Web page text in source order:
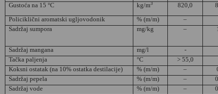
Gustoćana 15 °C kg/m3 820,0
Policiklični aromatskiuglјоvоdоnik % (m/m)
–
Sadržaj sumpora
mg/kg –
Sadržaj mangana mg/l
-
Tačka paljenja
°C
> 55,0
Koksni ostatak (na 10%ostatka destilacije) % (m/m) –
Sadržaj pepela
% (m/m) –
Sadržaj vode
%(m/m) –